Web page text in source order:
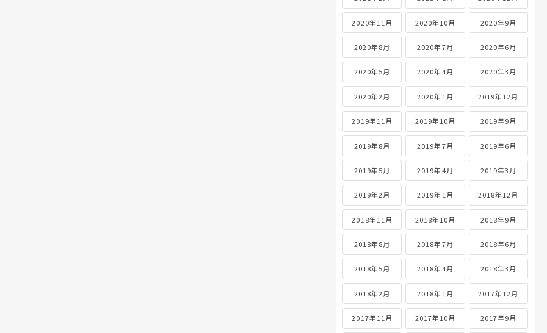
2020年11月 2020年10月 2020年9月
2020年8月 2020年7月 2020年6月
2020年5月 2020年4月 2020年3月
2020年2月 2020年1月 2019年12月
2019年11月 2019年10月 2019年9月
2019年8月 2019年7月 2019年6月
2019年5月 2019年4月 2019年3月
2019年2月 2019年1月 2018年12月
2018年11月 2018年10月 2018年9月
2018年8月 2018年7月 2018年6月
2018年5月 2018年4月 2018年3月
2018年2月 2018年1月 2017年12月
2017年11月 2017年10月 2017年9月